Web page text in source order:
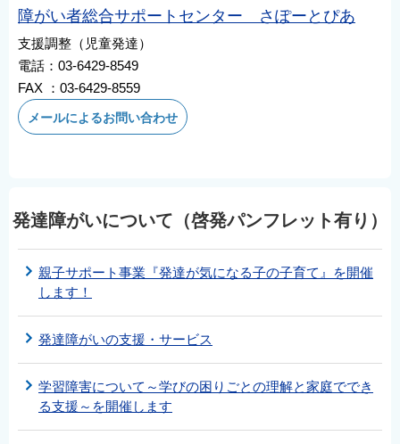
障がい者総合サポートセンター さぽーとぴあ
支援調整（児童発達）
電話：03-6429-8549
FAX ：03-6429-8559
メールによるお問い合わせ
発達障がいについて（啓発パンフレット有り）
親子サポート事業『発達が気になる子の子育て』を開催
します！
発達障がいの支援・サービス
学習障害について～学びの困りごとの理解と家庭ででき
る支援～を開催します